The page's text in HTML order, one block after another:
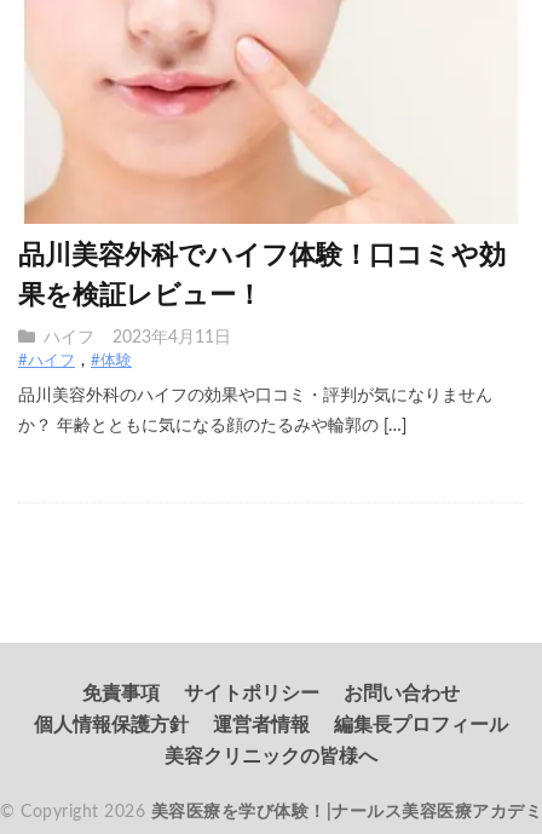
品川美容外科でハイフ体験！口コミや効
果を検証レビュー！
ハイフ 2023年4月11日
#ハイフ #体験
品川美容外科のハイフの効果や口コミ・評判が気になりません
か？ 年齢とともに気になる顔のたるみや輪郭の […]
免責事項 サイトポリシー
お問い合わせ
個人情報保護方針
運営者情報
編集長プロフィール
美容クリニックの皆様へ
© Copyright 2026 美容医療を学び体験！|ナールス美容医療アカデミ